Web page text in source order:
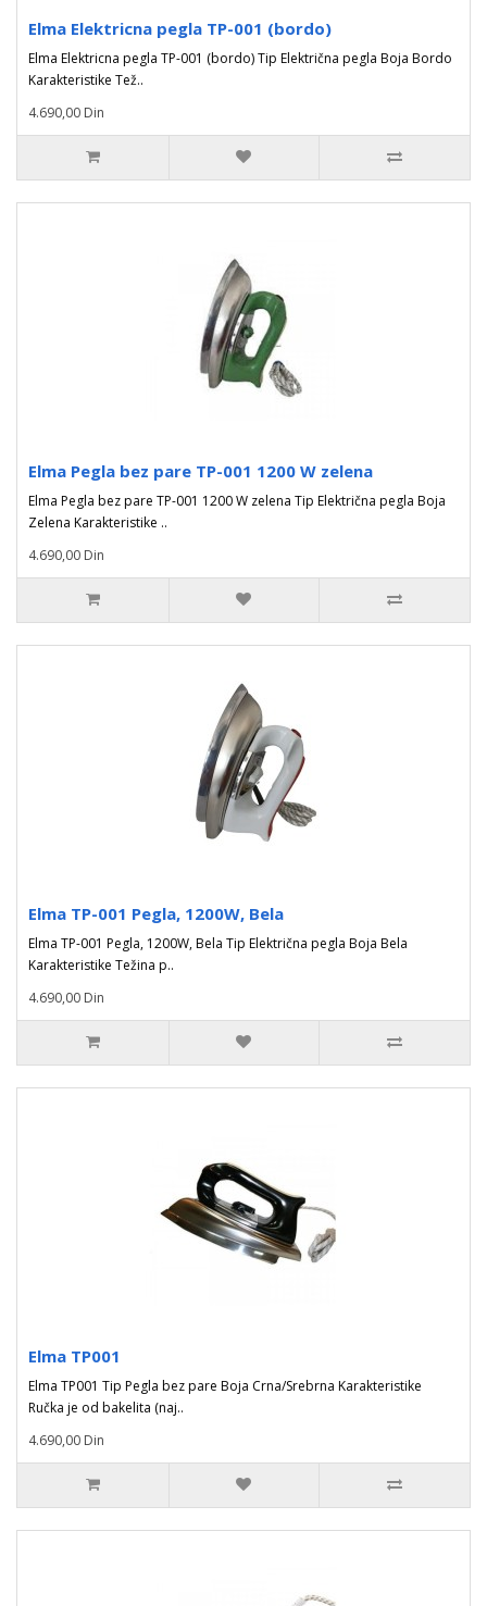
Elma Elektricna pegla TP-001 (bordo)
Elma Elektricna pegla TP-001 (bordo) Tip Električna pegla Boja Bordo
Karakteristike Tež..
4.690,00 Din
Elma Pegla bez pare TP-001 1200 W zelena
Elma Pegla bez pare TP-001 1200 W zelena Tip Električna pegla Boja
Zelena Karakteristike ..
4.690,00 Din
Elma TP-001 Pegla, 1200W, Bela
Elma TP-001 Pegla, 1200W, Bela Tip Električna pegla Boja Bela
Karakteristike Težina p..
4.690,00 Din
Elma TP001
Elma TP001 Tip Pegla bez pare Boja Crna/Srebrna Karakteristike
Ručka je od bakelita (naj..
4.690,00 Din